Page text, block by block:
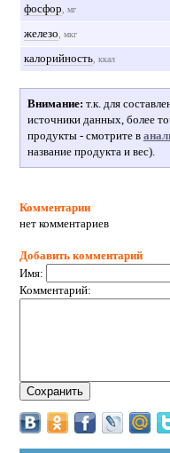
фосфор , мг
железо , мкг
калорийность, ккал
Внимание: т.к. для
источники данных, более
продукты - смотрите в
название продукта и вес).
Комментарии
нет комментариев
Добавить комментарий
Имя:
Комментарий: